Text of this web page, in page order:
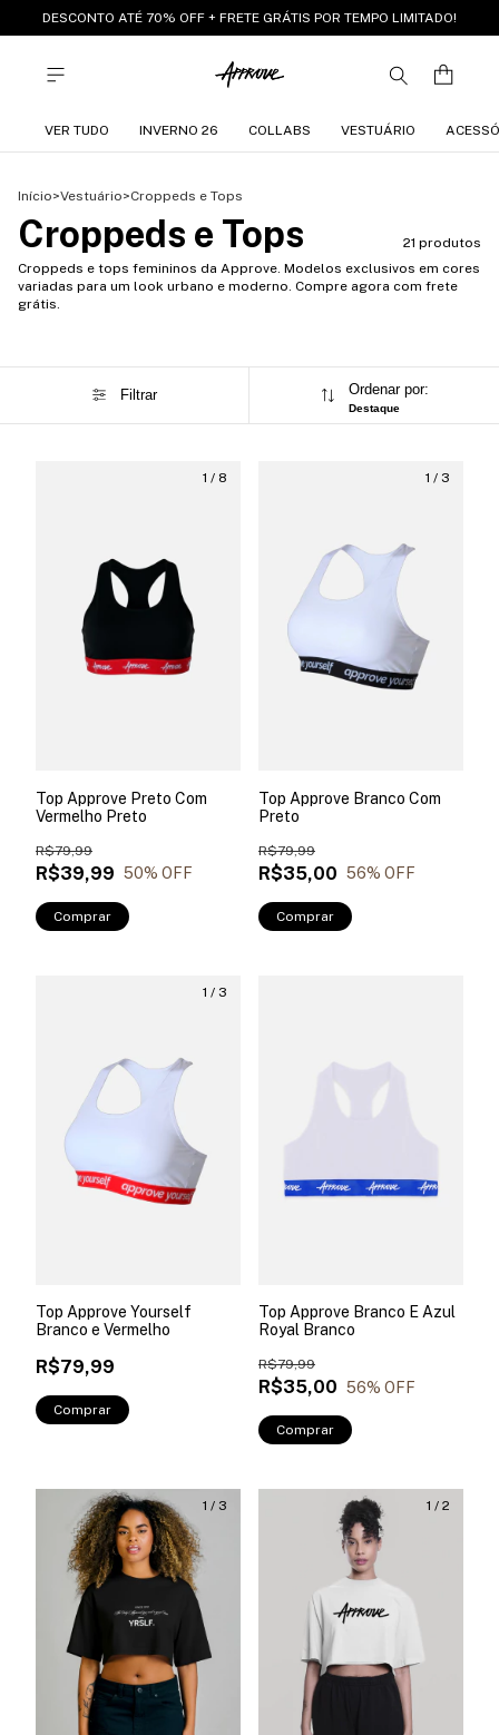
DESCONTO ATÉ 70% OFF + FRETE GRÁTIS POR TEMPO LIMITADO!
VER TUDO INVERNO 26 COLLABS VESTUÁRIO
Início>Vestuário>Croppeds e Tops
Croppeds e Tops
21 produtos
Croppeds e tops femininos da Approve. Modelos exclusivos em cores
variadas para um look urbano e moderno. Compre agora com frete
grátis.
Filtrar Ordenar por:
Destaque
1 / 8
Top Approve Preto Com
Vermelho Preto
R$39,99
R$79,99
50% OFF
Comprar
1 / 3
Top Approve Branco Com
Preto
R$35,00
R$79,99
56% OFF
Comprar
1 / 3
Top Approve Yourself
Branco e Vermelho
R$79,99
Comprar
Top Approve Branco E Azul
Royal Branco
R$35,00
R$79,99
56% OFF
Comprar
1 / 3 1 / 2